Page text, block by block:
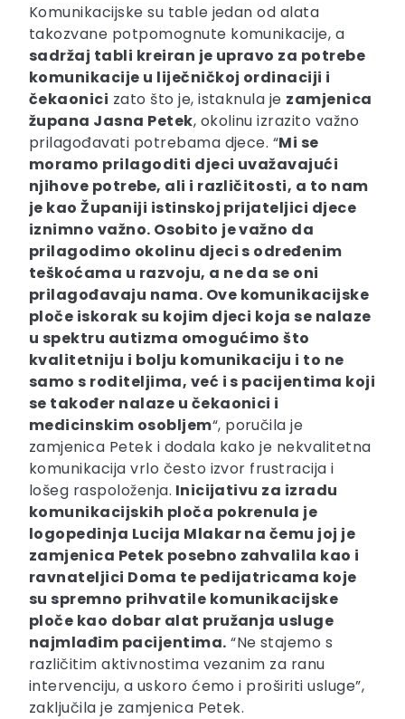
Komunikacijske su table jedan od alata
takozvane potpomognute komunikacije, a
sadržaj tabli kreiran je upravo za potrebe
komunikacije u liječničkoj ordinaciji i
čekaonici zato što je, istaknula je zamjenica
župana Jasna Petek, okolinu izrazito važno
prilagođavati potrebama djece. “Mi se
moramo prilagoditi djeci uvažavajući
njihove potrebe, ali i različitosti, a to nam
je kao Županiji istinskoj prijateljici djece
iznimno važno. Osobito je važno da
prilagodimo okolinu djeci s određenim
teškoćama u razvoju, a ne da se oni
prilagođavaju nama. Ove komunikacijske
ploče iskorak su kojim djeci koja se nalaze
u spektru autizma omogućimo što
kvalitetniju i bolju komunikaciju i to ne
samo s roditeljima, već i s pacijentima koji
se također nalaze u čekaonici i
medicinskim osobljem“, poručila je
zamjenica Petek i dodala kako je nekvalitetna
komunikacija vrlo često izvor frustracija i
lošeg raspoloženja. Inicijativu za izradu
komunikacijskih ploča pokrenula je
logopedinja Lucija Mlakar na čemu joj je
zamjenica Petek posebno zahvalila kao i
ravnateljici Doma te pedijatricama koje
su spremno prihvatile komunikacijske
ploče kao dobar alat pružanja usluge
najmlađim pacijentima. “Ne stajemo s
različitim aktivnostima vezanim za ranu
intervenciju, a uskoro ćemo i proširiti usluge”,
zaključila je zamjenica Petek.